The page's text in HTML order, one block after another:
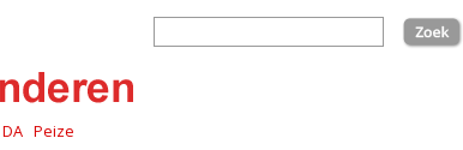
Peize
zoek